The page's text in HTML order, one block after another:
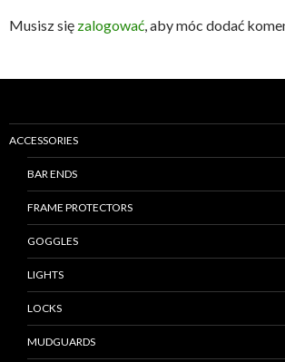
Musisz się zalogować, aby móc dodać
ACCESSORIES
BAR ENDS
FRAME PROTECTORS
GOGGLES
LIGHTS
LOCKS
MUDGUARDS